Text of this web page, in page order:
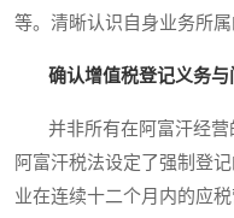
等。清晰认识自身业务所
确认增值税登记义务与
并非所有在阿富汗经营
阿富汗税法设定了强制登
业在连续十二个月内的应